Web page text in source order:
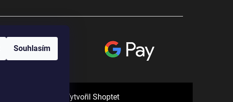
Souhlasím
Vytvořil Shoptet